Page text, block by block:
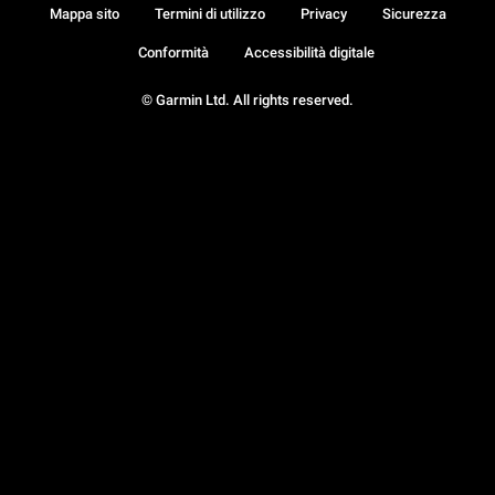
© Garmin Ltd. All rights reserved.
Mappa sito Termini di utilizzo Privacy Sicurezza
Conformità Accessibilità digitale